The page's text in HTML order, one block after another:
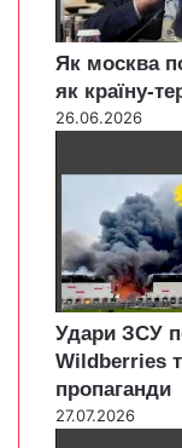
Як москва
як країну-
26.06.2026
Удари ЗСУ
Wildberries
пропаганди
27.07.2026